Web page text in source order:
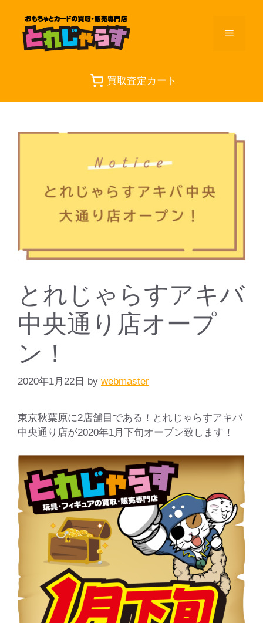
メ
ュ
ー
買取査定カート
とれじゃらすアキバ
中央通り店オープ
ン！
2020年1月22日 by webmaster
東京秋葉原に2店舗目である！とれじゃらすアキバ
中央通り店が2020年1月下旬オープン致します！